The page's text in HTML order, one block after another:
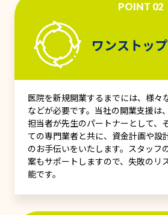
POINT 02
ワンストッ
医院を新規開業するまでには、様々
などが必要です。当社の開業支援は
担当者が先生のパートナーとして、
ての専門業者と共に、資金計画や設
のお手伝いをいたします。スタッフ
案もサポートしますので、失敗のリ
能です。